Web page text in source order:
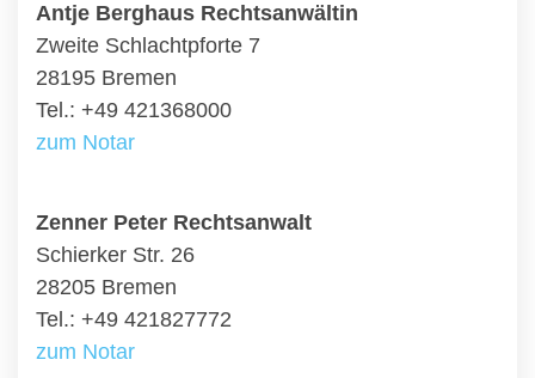
Antje Berghaus Rechtsanwältin
Zweite Schlachtpforte 7
28195 Bremen
Tel.: +49 421368000
zum Notar
Zenner Peter Rechtsanwalt
Schierker Str. 26
28205 Bremen
Tel.: +49 421827772
zum Notar